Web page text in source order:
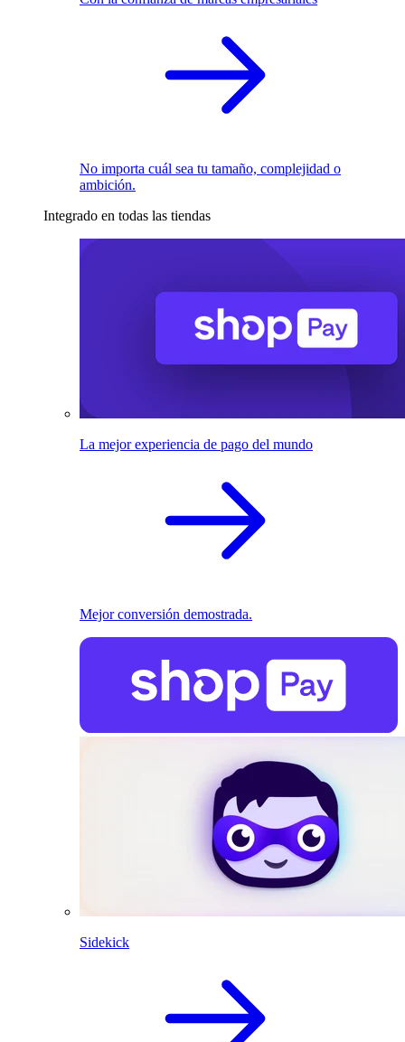
No importa cuál sea tu tamaño, complejidad o
ambición.
Integrado en todas las tiendas
La mejor experiencia de pago del mundo
Mejor conversión demostrada.
Sidekick